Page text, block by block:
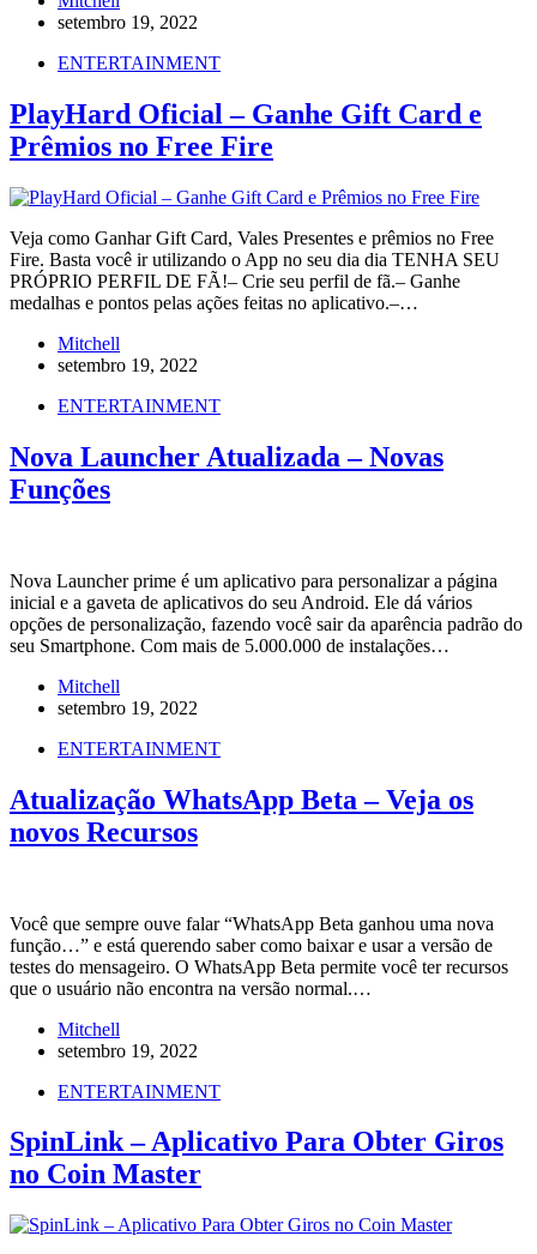
setembro 19, 2022
ENTERTAINMENT
PlayHard Oficial – Ganhe Gift Card e
Prêmios no Free Fire
Veja como Ganhar Gift Card, Vales Presentes e prêmios no Free
Fire. Basta você ir utilizando o App no seu dia dia TENHA SEU
PRÓPRIO PERFIL DE FÃ!– Crie seu perfil de fã.– Ganhe
medalhas e pontos pelas ações feitas no aplicativo.–…
Mitchell
setembro 19, 2022
ENTERTAINMENT
Nova Launcher Atualizada – Novas
Funções
Nova Launcher prime é um aplicativo para personalizar a página
inicial e a gaveta de aplicativos do seu Android. Ele dá vários
opções de personalização, fazendo você sair da aparência padrão do
seu Smartphone. Com mais de 5.000.000 de instalações…
Mitchell
setembro 19, 2022
ENTERTAINMENT
Atualização WhatsApp Beta – Veja os
novos Recursos
Você que sempre ouve falar “WhatsApp Beta ganhou uma nova
função…” e está querendo saber como baixar e usar a versão de
testes do mensageiro. O WhatsApp Beta permite você ter recursos
que o usuário não encontra na versão normal.…
Mitchell
setembro 19, 2022
ENTERTAINMENT
SpinLink – Aplicativo Para Obter Giros
no Coin Master